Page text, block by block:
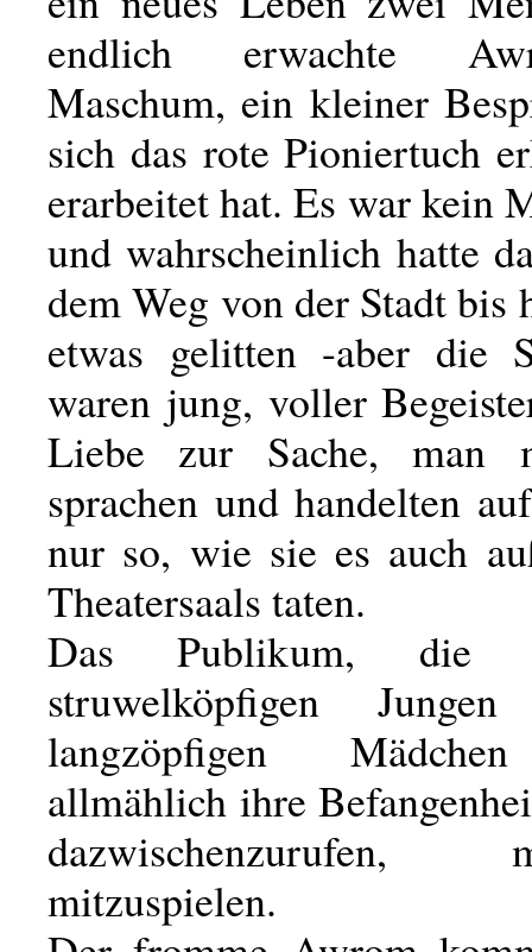
endlich erwachte
Maschum, ein kleiner
sich das rote Pioniertuch
erarbeitet hat. Es war kein
und wahrscheinlich hatte
dem Weg von der Stadt bis
etwas gelitten -aber die
waren jung, voller
Liebe zur Sache, man
sprachen und handelten
nur so, wie sie es auch
Theatersaals taten.
Das Publikum, die
struwelköpfigen
langzöpfigen
allmählich ihre
dazwischenzurufen,
mitzuspielen.